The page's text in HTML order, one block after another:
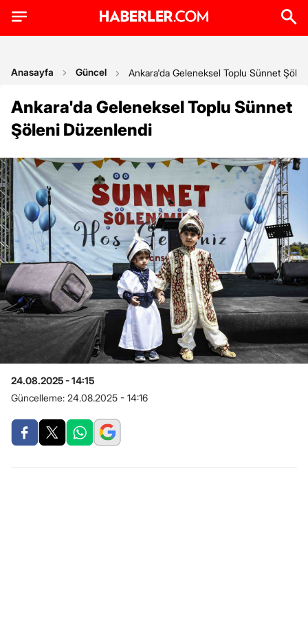
Anasayfa Güncel Ankara'da Geleneksel Toplu Sünnet
Ankara'da Geleneksel Toplu Sünnet
Şöleni Düzenlendi
24.08.2025 - 14:15
Güncelleme: 24.08.2025 - 14:16